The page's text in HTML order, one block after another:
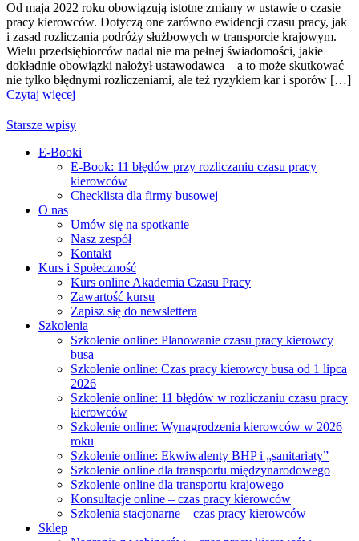
Od maja 2022 roku obowiązują istotne zmiany w ustawie o czasie
pracy kierowców. Dotyczą one zarówno ewidencji czasu pracy, jak
i zasad rozliczania podróży służbowych w transporcie krajowym.
Wielu przedsiębiorców nadal nie ma pełnej świadomości, jakie
dokładnie obowiązki nałożył ustawodawca – a to może skutkować
nie tylko błędnymi rozliczeniami, ale też ryzykiem kar i sporów […]
Czytaj więcej
Starsze wpisy
E-Booki
E-Book: 11 błędów przy rozliczaniu czasu pracy
kierowców
Checklista dla firmy busowej
O nas
Umów się na spotkanie
Nasz zespół
Kontakt
Kurs i Społeczność
Kurs online Akademia Czasu Pracy
Zawartość kursu
Zapisz się do newslettera
Szkolenia
Szkolenie online: Planowanie czasu pracy kierowcy
busa
Szkolenie online: Czas pracy kierowcy busa od 1 lipca
2026
Szkolenie online: 11 błędów w rozliczaniu czasu pracy
kierowców
Szkolenie online: Wynagrodzenia kierowców w 2026
roku
Szkolenie online: Ekwiwalenty BHP i „sanitariaty”
Szkolenie online dla transportu międzynarodowego
Szkolenie online dla transportu krajowego
Konsultacje online – czas pracy kierowców
Szkolenia stacjonarne – czas pracy kierowców
Sklep